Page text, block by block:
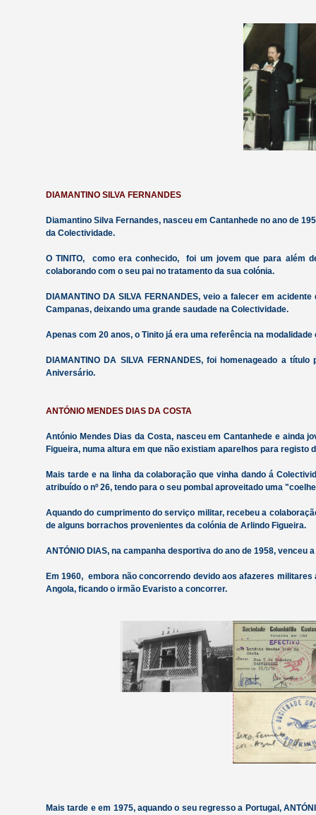
DIAMANTINO SILVA FERNANDES
Diamantino Silva Fernandes, nasceu em Cantanhede no ano de
da Colectividade.
O TINITO, como era conhecido, foi um jovem que para além
colaborando com o seu pai no tratamento da sua colónia.
DIAMANTINO DA SILVA FERNANDES, veio a falecer em
Campanas, deixando uma grande saudade na Colectividade.
Apenas com 20 anos, o Tinito já era uma referência na
DIAMANTINO DA SILVA FERNANDES, foi homenageado a
Aniversário.
ANTÓNIO MENDES DIAS DA COSTA
António Mendes Dias da Costa, nasceu em Cantanhede e ainda
Figueira, numa altura em que não existiam aparelhos para registo
Mais tarde e na linha da colaboração que vinha dando á
atribuído o nº 26, tendo para o seu pombal aproveitado uma
Aquando do cumprimento do serviço militar, recebeu a
de alguns borrachos provenientes da colónia de Arlindo Figueira.
ANTÓNIO DIAS, na campanha desportiva do ano de 1958, venceu
Em 1960, embora não concorrendo devido aos afazeres
Angola, ficando o irmão Evaristo a concorrer.
Mais tarde e em 1975, aquando o seu regresso a Portugal,